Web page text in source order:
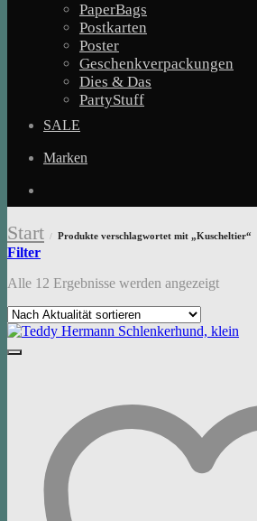
PaperBags
Postkarten
Poster
Geschenkverpackungen
Dies & Das
PartyStuff
SALE
Marken
Start / Produkte verschlagwortet mit „Kuscheltier“
Filter
Alle 12 Ergebnisse werden angezeigtNach